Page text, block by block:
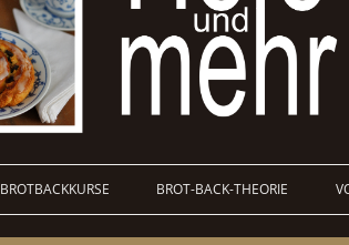
BROTBACKKURSE BROT-BACK-THEORIE